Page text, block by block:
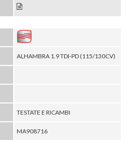
ALHAMBRA 1.9 TDI-PD (115/130CV)
TESTATE E RICAMBI
MA908716